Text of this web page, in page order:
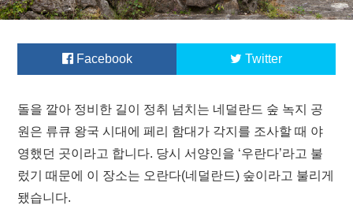
Facebook Twitter
돌을 깔아 정비한 길이 정취 넘치는 네덜란드 숲 녹지 공
원은 류큐 왕국 시대에 페리 함대가 각지를 조사할 때 야
영했던 곳이라고 합니다. 당시 서양인을 ‘우란다’라고 불
렀기 때문에 이 장소는 오란다(네덜란드) 숲이라고 불리게
됐습니다.